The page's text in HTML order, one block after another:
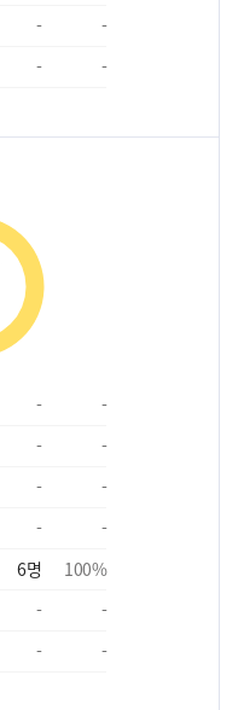
-
-
- -
-
-
-
-
-
-
-
-
6명 100%
-
-
- -